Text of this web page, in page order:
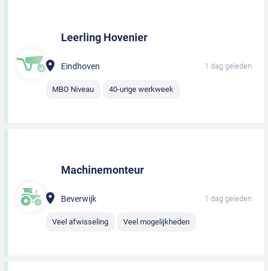
Leerling Hovenier
Eindhoven 1 dag geleden
MBO Niveau 40-urige werkweek
Machinemonteur
Beverwijk 1 dag geleden
Veel afwisseling Veel mogelijkheden